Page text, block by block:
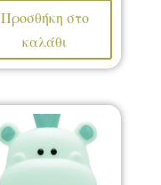
Προσθήκη στο
καλάθι